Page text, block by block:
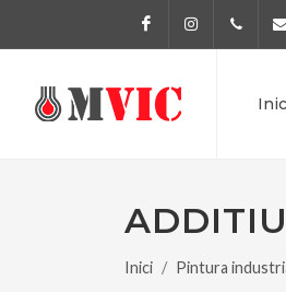
FacebookInstagram
Inici Pintura